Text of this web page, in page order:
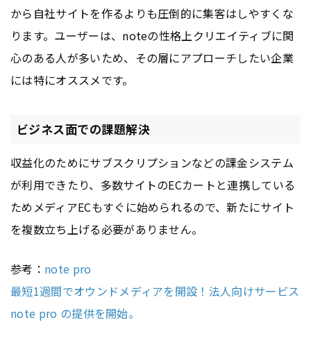
から自社サイトを作るよりも圧倒的に集客はしやすくな
ります。ユーザーは、noteの性格上クリエイティブに関
心のある人が多いため、その層にアプローチしたい企業
には特にオススメです。
ビジネス面での課題解決
収益化のためにサブスクリプションなどの課金システム
が利用できたり、多数サイトのECカートと連携している
ためメディアECもすぐに始められるので、新たにサイト
を複数立ち上げる必要がありません。
参考： note pro
最短1週間でオウンドメディアを開設！法人向けサービス
note pro の提供を開始。